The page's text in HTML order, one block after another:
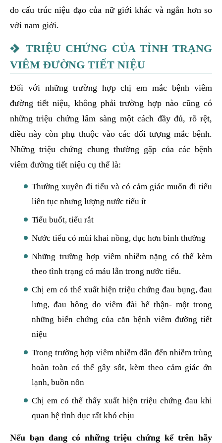
do cấu trúc niệu đạo của nữ giới khác và ngắn hơn so
với nam giới.
TRIỆU CHỨNG CỦA TÌNH TRẠNG
VIÊM ĐƯỜNG TIẾT NIỆU
Đối với những trường hợp chị em mắc bệnh viêm
đường tiết niệu, không phải trường hợp nào cũng có
những triệu chứng lâm sàng một cách đầy đủ, rõ rệt,
điều này còn phụ thuộc vào các đối tượng mắc bệnh.
Những triệu chứng chung thường gặp của các bệnh
viêm đường tiết niệu cụ thể là:
Thường xuyên đi tiểu và có cảm giác muốn đi tiểu
liên tục nhưng lượng nước tiểu ít
Tiểu buốt, tiểu rắt
Nước tiểu có mùi khai nồng, đục hơn bình thường
Những trường hợp viêm nhiễm nặng có thể kèm
theo tình trạng có máu lẫn trong nước tiểu.
Chị em có thể xuất hiện triệu chứng đau bụng, đau
lưng, đau hông do viêm đài bể thận- một trong
những biến chứng của căn bệnh viêm đường tiết
niệu
Trong trường hợp viêm nhiễm dẫn đến nhiễm trùng
hoàn toàn có thể gây sốt, kèm theo cảm giác ớn
lạnh, buồn nôn
Chị em có thể thấy xuất hiện triệu chứng đau khi
quan hệ tình dục rất khó chịu
Nếu bạn đang có những triệu chứng kể trên hãy